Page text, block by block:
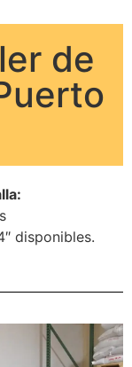
de
disponibles.